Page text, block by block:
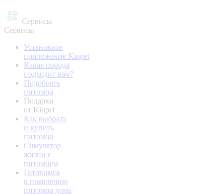
Сервисы
Сервисы
Установите
приложение Kinpet
Какая порода
подходит вам?
Подобрать
питомца
Подарки
от Kinpet
Как выбрать
и купить
питомца
Симулятор
жизни с
питомцем
Готовимся
к появлению
питомца дома